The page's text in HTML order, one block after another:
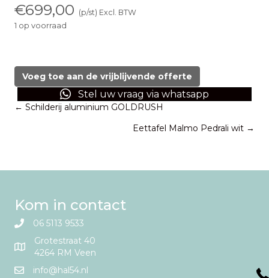
€699,00 (p/st) Excl. BTW
1 op voorraad
Ø150
cm.
eikenhout
aantal
Voeg toe aan de vrijblijvende offerte
Stel uw vraag via whatsapp
Posts
← Schilderij aluminium GOLDRUSH
Eettafel Malmo Pedrali wit →
Kom in contact
06 5113 9533
Grotestraat 40
4264 RM Veen
info@hal54.nl